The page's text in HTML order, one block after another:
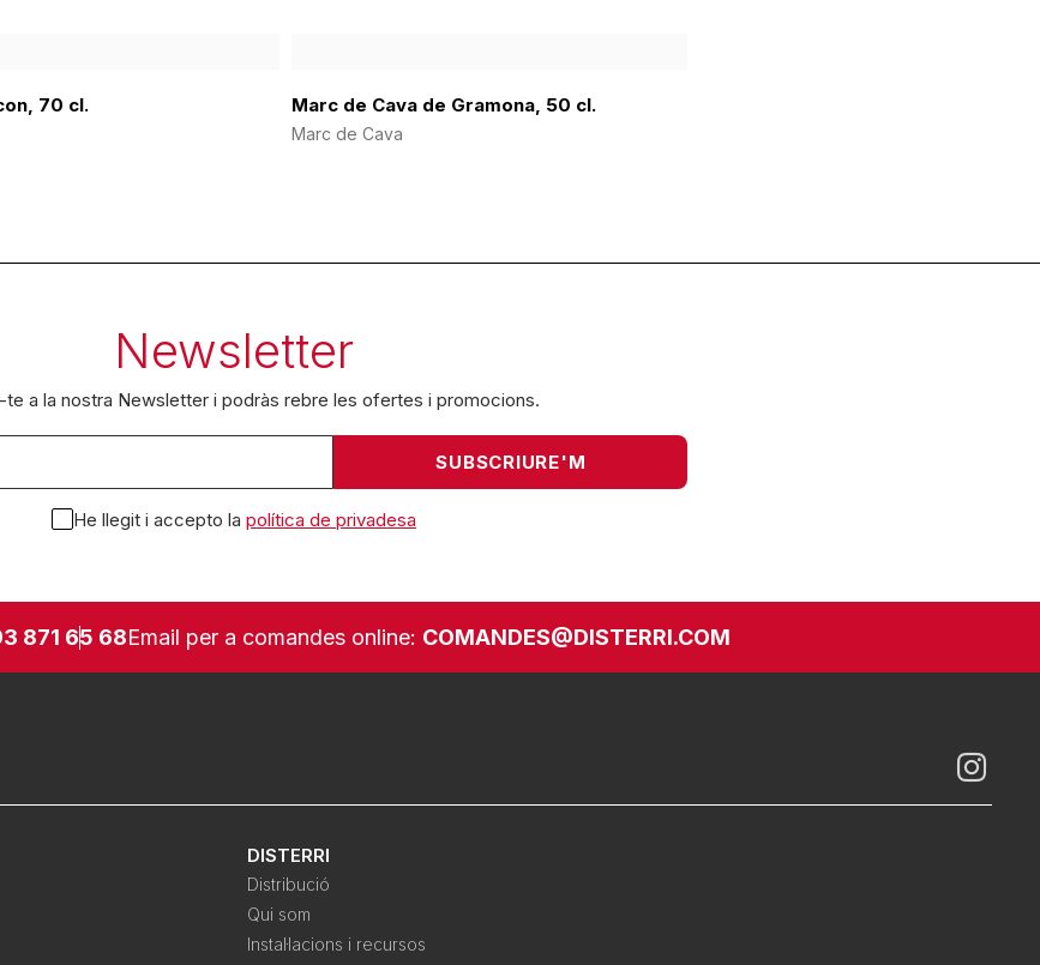
70 cl. Marc de Cava de Gramona, 50 cl.
Marc de Cava
Newsletter
te a la nostra Newsletter i podràs rebre les ofertes i promocions.
He llegit i accepto la política de privadesa
871 65 68Email per a comandes online: COMANDES@DISTERRI.COM
DISTERRI
Distribució
Qui som
Instal·lacions i recursos